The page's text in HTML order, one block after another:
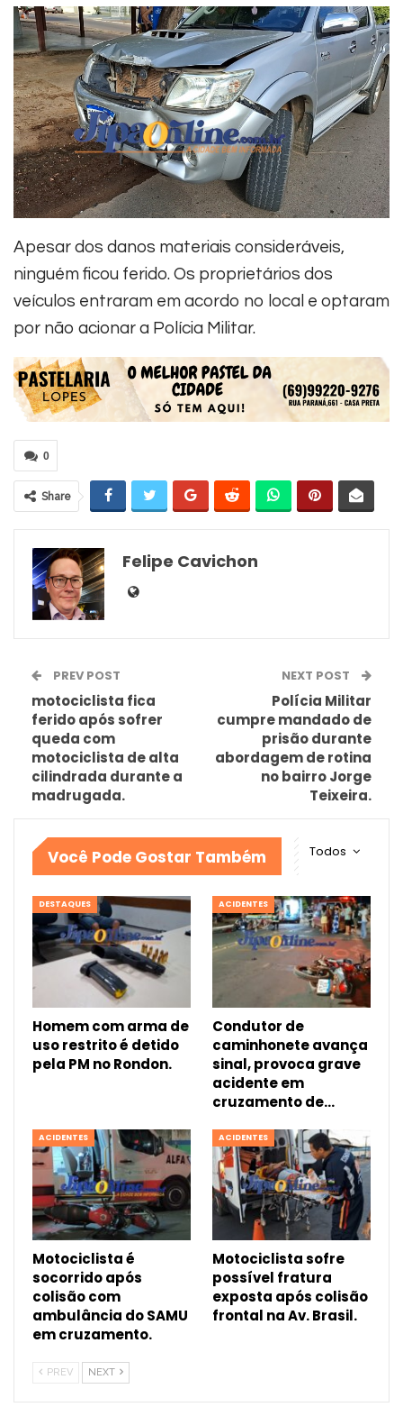
Apesar dos danos materiais consideráveis,
ninguém ficou ferido. Os proprietários dos
veículos entraram em acordo no local e optaram
por não acionar a Polícia Militar.
0
Share
Felipe Cavichon
PREV POST
motociclista fica
ferido após sofrer
queda com
motociclista de alta
cilindrada durante a
madrugada.
NEXT POST
Polícia Militar
cumpre mandado de
prisão durante
abordagem de rotina
no bairro Jorge
Teixeira.
Todos
Você Pode Gostar Também
DESTAQUES
Homem com arma de
uso restrito é detido
pela PM no Rondon.
ACIDENTES
Condutor de
caminhonete avança
sinal, provoca grave
acidente em
cruzamento de…
ACIDENTES
Motociclista é
socorrido após
colisão com
ambulância do SAMU
em cruzamento.
ACIDENTES
Motociclista sofre
possível fratura
exposta após colisão
frontal na Av. Brasil.
PREV NEXT